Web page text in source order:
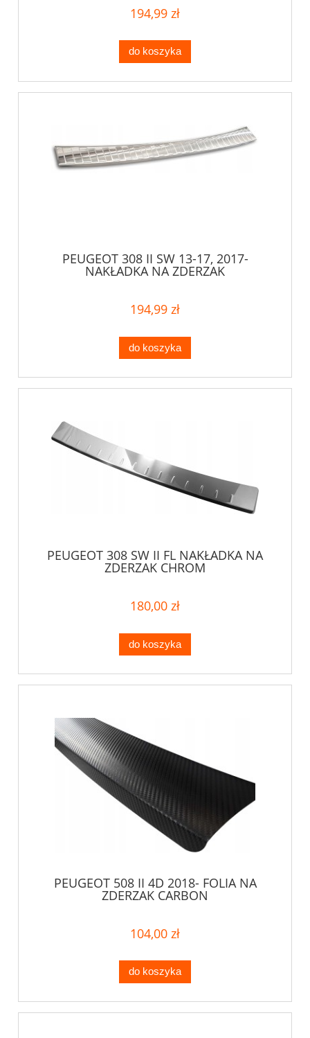
194,99 zł
do koszyka
PEUGEOT 308 II SW 13-17, 2017-
NAKŁADKA NA ZDERZAK
194,99 zł
do koszyka
PEUGEOT 308 SW II FL NAKŁADKA NA
ZDERZAK CHROM
180,00 zł
do koszyka
PEUGEOT 508 II 4D 2018- FOLIA NA
ZDERZAK CARBON
104,00 zł
do koszyka